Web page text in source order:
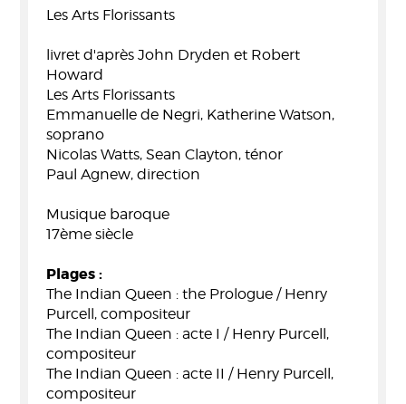
Les Arts Florissants
livret d'après John Dryden et Robert
Howard
Les Arts Florissants
Emmanuelle de Negri, Katherine Watson,
soprano
Nicolas Watts, Sean Clayton, ténor
Paul Agnew, direction
Musique baroque
17ème siècle
Plages :
The Indian Queen : the Prologue / Henry
Purcell, compositeur
The Indian Queen : acte I / Henry Purcell,
compositeur
The Indian Queen : acte II / Henry Purcell,
compositeur